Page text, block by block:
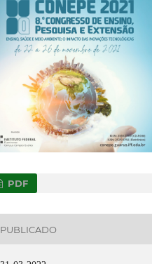
PDF
PUBLICADO